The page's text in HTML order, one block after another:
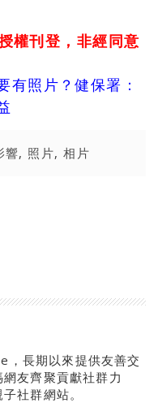
權刊登，非經同意
有照片？健保署：
響, 照片,相片
長期以來提供友善交
友齊聚貢獻社群力
社群網站。